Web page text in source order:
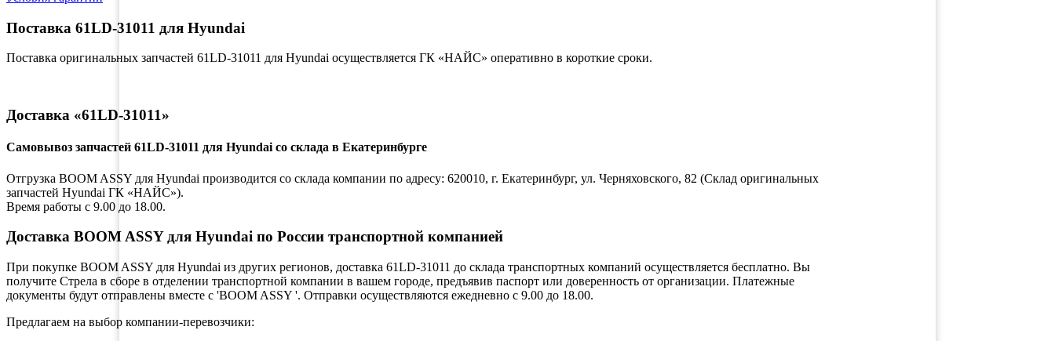
Поставка 61LD-31011 для Hyundai
Поставка оригинальных запчастей 61LD-31011 для Hyundai осуществляется ГК «НАЙС» оперативно в короткие сроки.
Доставка «61LD-31011»
Самовывоз запчастей 61LD-31011 для Hyundai со склада в Екатеринбурге
Отгрузка BOOM ASSY для Hyundai производится со склада компании по адресу: 620010, г. Екатеринбург, ул. Черняховского, 82 (Склад оригинальных
запчастей Hyundai ГК «НАЙС»).
Время работы с 9.00 до 18.00.
Доставка BOOM ASSY для Hyundai по России транспортной компанией
При покупке BOOM ASSY для Hyundai из других регионов, доставка 61LD-31011 до склада транспортных компаний осуществляется бесплатно. Вы
получите Стрела в сборе в отделении транспортной компании в вашем городе, предъявив паспорт или доверенность от организации. Платежные
документы будут отправлены вместе с 'BOOM ASSY '. Отправки осуществляются ежедневно с 9.00 до 18.00.
Предлагаем на выбор компании-перевозчики: